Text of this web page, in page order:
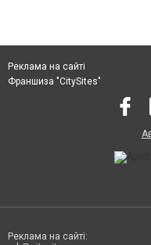
Реклама на сайті
Франшиза "CitySites"
Реклама на сайті: